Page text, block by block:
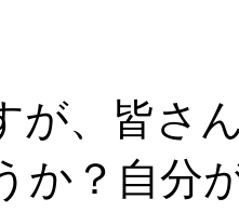
が、皆さ
か？自分